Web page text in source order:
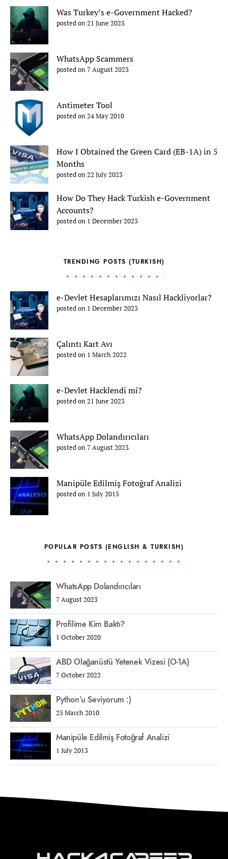
Was Turkey’s e-Government Hacked?
posted on 21 June 2023
WhatsApp Scammers
posted on 7 August 2023
Antimeter Tool
posted on 24 May 2010
How I Obtained the Green Card (EB-1A) in 5
Months
posted on 22 July 2023
How Do They Hack Turkish e-Government
Accounts?
posted on 1 December 2023
TRENDING POSTS (TURKISH)
e-Devlet Hesaplarımızı Nasıl Hackliyorlar?
posted on 1 December 2023
Çalıntı Kart Avı
posted on 1 March 2022
e-Devlet Hacklendi mi?
posted on 21 June 2023
WhatsApp Dolandırıcıları
posted on 7 August 2023
Manipüle Edilmiş Fotoğraf Analizi
posted on 1 July 2013
POPULAR POSTS (ENGLISH & TURKISH)
WhatsApp Dolandırıcıları
7 August 2023
Profilime Kim Baktı?
1 October 2020
ABD Olağanüstü Yetenek Vizesi (O-1A)
7 October 2022
Python’u Seviyorum :)
25 March 2010
Manipüle Edilmiş Fotoğraf Analizi
1 July 2013